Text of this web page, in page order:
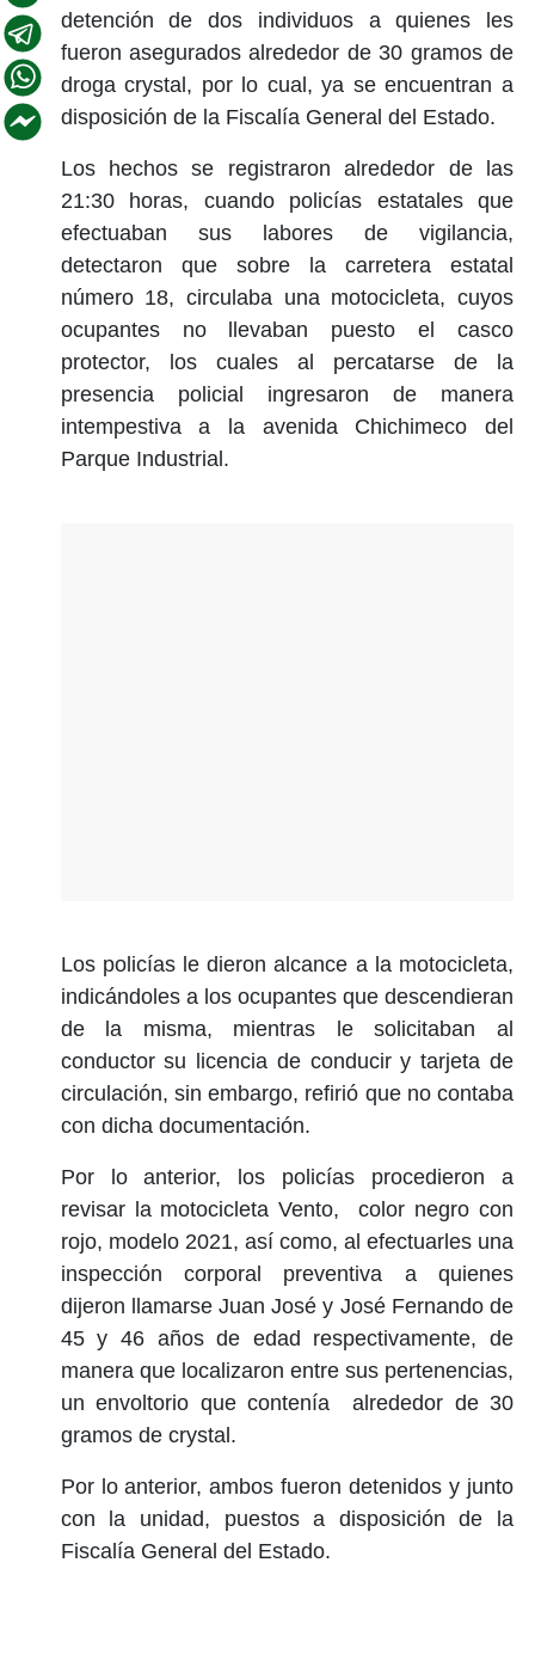
detención de dos individuos a quienes les
fueron asegurados alrededor de 30 gramos de
droga crystal, por lo cual, ya se encuentran a
disposición de la Fiscalía General del Estado.
Los hechos se registraron alrededor de las
21:30 horas, cuando policías estatales que
efectuaban sus labores de vigilancia,
detectaron que sobre la carretera estatal
número 18, circulaba una motocicleta, cuyos
ocupantes no llevaban puesto el casco
protector, los cuales al percatarse de la
presencia policial ingresaron de manera
intempestiva a la avenida Chichimeco del
Parque Industrial.
Los policías le dieron alcance a la motocicleta,
indicándoles a los ocupantes que descendieran
de la misma, mientras le solicitaban al
conductor su licencia de conducir y tarjeta de
circulación, sin embargo, refirió que no contaba
con dicha documentación.
Por lo anterior, los policías procedieron a
revisar la motocicleta Vento, color negro con
rojo, modelo 2021, así como, al efectuarles una
inspección corporal preventiva a quienes
dijeron llamarse Juan José y José Fernando de
45 y 46 años de edad respectivamente, de
manera que localizaron entre sus pertenencias,
un envoltorio que contenía alrededor de 30
gramos de crystal.
Por lo anterior, ambos fueron detenidos y junto
con la unidad, puestos a disposición de la
Fiscalía General del Estado.